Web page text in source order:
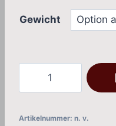
Gewicht
Menge
Artikelnummer: n. v.